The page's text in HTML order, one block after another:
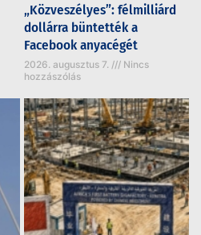
„Közveszélyes”: félmilliárd
dollárra büntették a
Facebook anyacégét
2026. augusztus 7.
Nincs
hozzászólás